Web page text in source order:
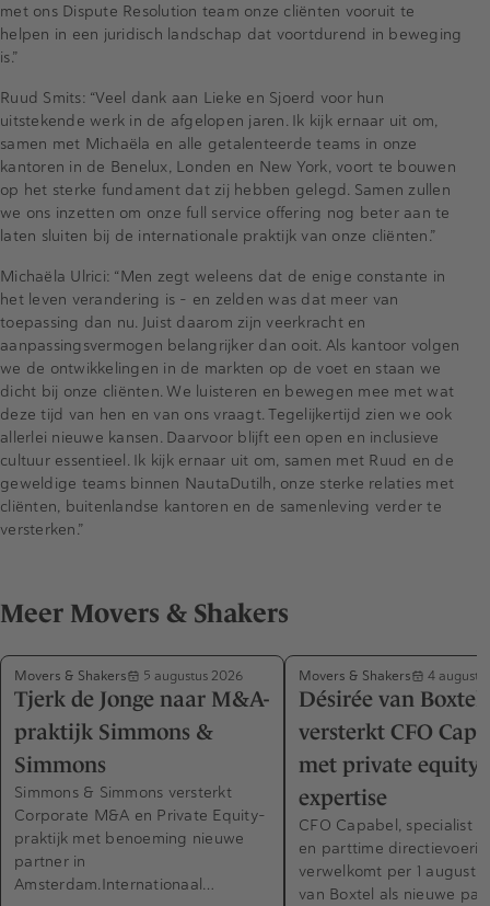
met ons Dispute Resolution team onze cliënten vooruit te
helpen in een juridisch landschap dat voortdurend in beweging
is.”
Ruud Smits: “Veel dank aan Lieke en Sjoerd voor hun
uitstekende werk in de afgelopen jaren. Ik kijk ernaar uit om,
samen met Michaëla en alle getalenteerde teams in onze
kantoren in de Benelux, Londen en New York, voort te bouwen
op het sterke fundament dat zij hebben gelegd. Samen zullen
we ons inzetten om onze full service offering nog beter aan te
laten sluiten bij de internationale praktijk van onze cliënten.”
Michaëla Ulrici: “Men zegt weleens dat de enige constante in
het leven verandering is – en zelden was dat meer van
toepassing dan nu. Juist daarom zijn veerkracht en
aanpassingsvermogen belangrijker dan ooit. Als kantoor volgen
we de ontwikkelingen in de markten op de voet en staan we
dicht bij onze cliënten. We luisteren en bewegen mee met wat
deze tijd van hen en van ons vraagt. Tegelijkertijd zien we ook
allerlei nieuwe kansen. Daarvoor blijft een open en inclusieve
cultuur essentieel. Ik kijk ernaar uit om, samen met Ruud en de
geweldige teams binnen NautaDutilh, onze sterke relaties met
cliënten, buitenlandse kantoren en de samenleving verder te
versterken.”
Meer Movers & Shakers
Movers & Shakers 5 augustus 2026
Tjerk de Jonge naar M&A-
praktijk Simmons &
Simmons
Simmons & Simmons versterkt
Corporate M&A en Private Equity-
praktijk met benoeming nieuwe
partner in
Amsterdam.Internationaal…
Movers & Shakers 4
Désirée van Boxtel
versterkt CFO
met private equity-
expertise
CFO Capabel, specialist
en parttime
verwelkomt per 1
van Boxtel als nieuwe